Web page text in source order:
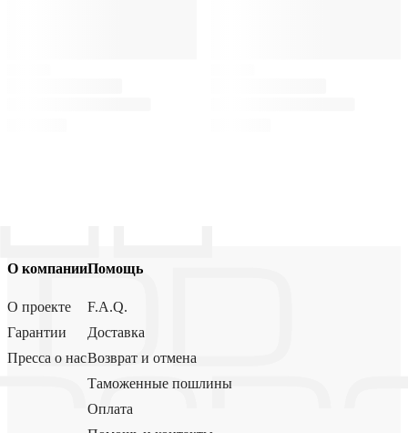
О компании
О проекте
Гарантии
Пресса о нас
Помощь
F.A.Q.
Доставка
Возврат и отмена
Таможенные пошлины
Оплата